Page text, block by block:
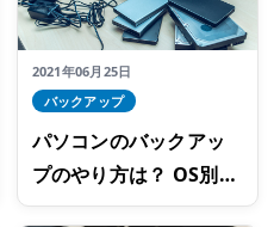
2021年06月25日
バックアップ
パソコンのバックアッ
プのやり方は？ OS別の
操作方法と注意点